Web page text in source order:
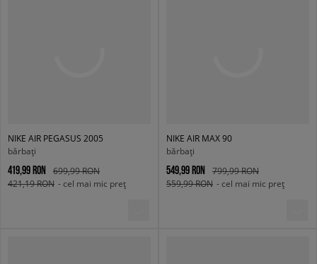
NIKE AIR PEGASUS 2005
bărbați
419,99 RON
699,99 RON
421,19 RON - cel mai mic preț
NIKE AIR MAX 90
bărbați
549,99 RON
799,99 RON
559,99 RON - cel mai mic preț